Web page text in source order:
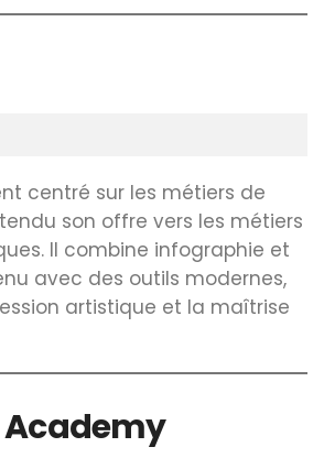
centré sur les métiers de
son offre vers les métiers
Il combine infographie et
avec des outils modernes,
artistique et la maîtrise